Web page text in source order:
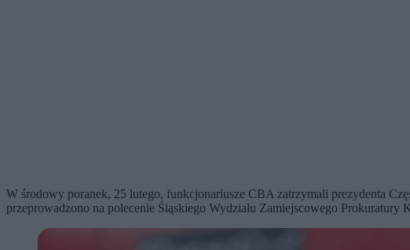
W środowy poranek, 25 lutego, funkcjonariusze CBA zatrzymali prezydenta
przeprowadzono na polecenie Śląskiego Wydziału Zamiejscowego Prokuratury